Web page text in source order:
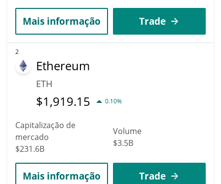
Mais informação Trade
2
Ethereum
ETH
$1,919.15 0.10%
Capitalização de
mercado
$231.6B
Volume
$3.5B
Mais informação Trade